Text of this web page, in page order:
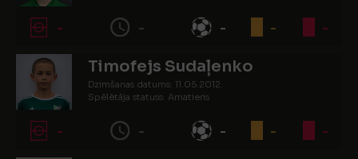
- - - - -
Timofejs Sudaļenko
Dzimšanas datums: 11.05.2012.
Spēlētāja statuss: Amatieris
- - - - -